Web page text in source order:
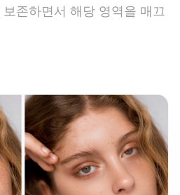
존하면서 해당 영역을 매끄